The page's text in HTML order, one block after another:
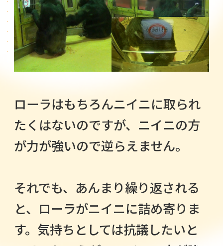
ローラはもちろんニイニに取られ
たくはないのですが、ニイニの方
が力が強いので逆らえません。
それでも、あんまり繰り返される
と、ローラがニイニに詰め寄りま
す。気持ちとしては抗議したいと